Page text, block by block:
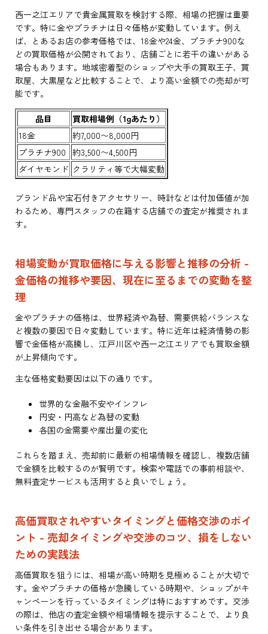
西一之江エリアで貴金属買取を検討する際、相場の把握は重要
です。特に金やプラチナは日々価格が変動しています。例え
ば、とあるお店の参考価格では、18金や24金、プラチナ900な
どの買取価格が公開されており、店舗ごとに若干の違いがある
場合もあります。地域密着型のショップや大手の買取王子、買
取屋、大黒屋など比較することで、より高い金額での売却が可
能です。
品目
買取相場例（1gあたり）
18金
約7,000〜8,000円
プラチナ900
約3,500〜4,500円
ダイヤモンド クラリティ等で大幅変動
ブランド品や宝石付きアクセサリー、時計などは付加価値が加
わるため、専門スタッフの在籍する店舗での査定が推奨されま
す。
相場変動が買取価格に与える影響と推移の分析 -
金価格の推移や要因、現在に至るまでの変動を整
理
金やプラチナの価格は、世界経済や為替、需要供給バランスな
ど複数の要因で日々変動しています。特に近年は経済情勢の影
響で金価格が高騰し、江戸川区や西一之江エリアでも買取金額
が上昇傾向です。
主な価格変動要因は以下の通りです。
世界的な金融不安やインフレ
円安・円高など為替の変動
各国の金需要や産出量の変化
これらを踏まえ、売却前に最新の相場情報を確認し、複数店舗
で金額を比較するのが賢明です。検索や電話での事前相談や、
無料査定サービスも活用すると良いでしょう。
高価買取されやすいタイミングと価格交渉のポイ
ント - 売却タイミングや交渉のコツ、損をしない
ための実践法
高価買取を狙うには、相場が高い時期を見極めることが大切で
す。金やプラチナの価格が急騰している時期や、ショップがキ
ャンペーンを行っているタイミングは特におすすめです。交渉
の際は、他店の査定金額や相場情報を提示することで、より良
い条件を引き出せる場合があります。